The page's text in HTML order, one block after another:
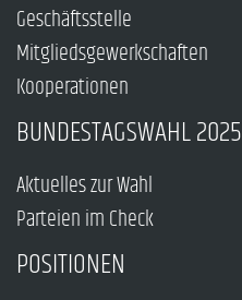
Geschäftsstelle
Mitgliedsgewerkschaften
Kooperationen
BUNDESTAGSWAHL 2025
Aktuelles zur Wahl
Parteien im Check
POSITIONEN